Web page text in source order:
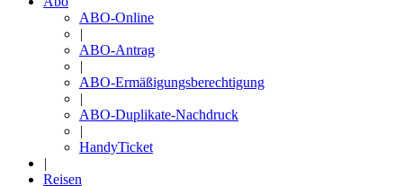
ABO-Online
|
ABO-Antrag
|
ABO-Ermäßigungsberechtigung
|
ABO-Duplikate-Nachdruck
|
HandyTicket
|
Reisen